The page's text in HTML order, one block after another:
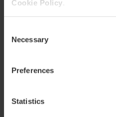
Cookie Policy
Selection
Necessary
Preferences
Statistics
16/05/2026 - 12/10/2026